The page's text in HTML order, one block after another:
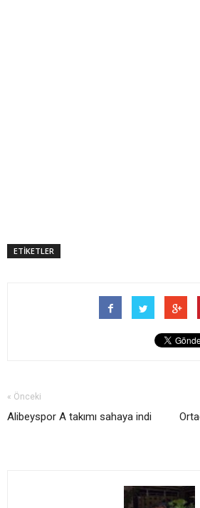
ETİKETLER
« Önceki
Alibeyspor A takımı sahaya indi